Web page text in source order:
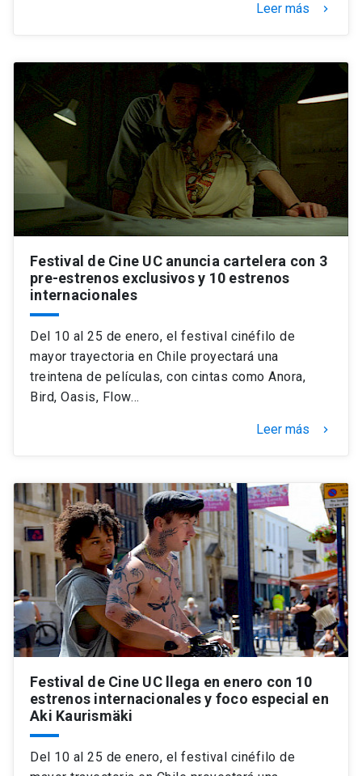
Leer más keyboard_arrow_right
Festival de Cine UC anuncia cartelera con 3
pre-estrenos exclusivos y 10 estrenos
internacionales
Del 10 al 25 de enero, el festival cinéfilo de
mayor trayectoria en Chile proyectará una
treintena de películas, con cintas como Anora,
Bird, Oasis, Flow…
Leer más keyboard_arrow_right
Festival de Cine UC llega en enero con 10
estrenos internacionales y foco especial en
Aki Kaurismäki
Del 10 al 25 de enero, el festival cinéfilo de